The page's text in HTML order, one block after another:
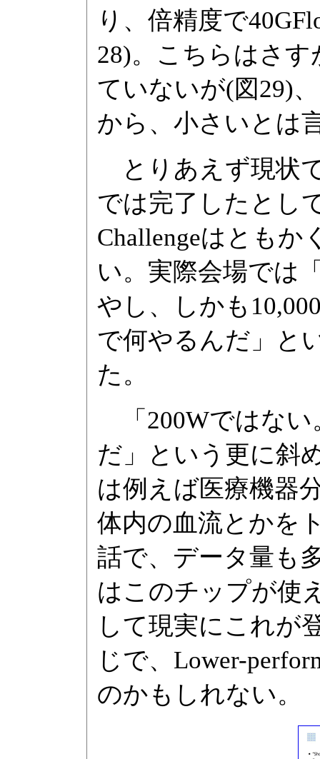
り、倍精度で
28)。こちらはさ
ていないが(図29)
から、小さいとは
とりあえず現状
では完了したとし
Challengeはともか
い。実際会場では
やし、しかも
で何やるんだ」と
た。
「200Wではない
だ」という更に斜
は例えば医療機器
体内の血流とかを
話で、データ量も
はこのチップが使
して現実にこれが
じで、Lower-
のかもしれない。